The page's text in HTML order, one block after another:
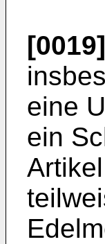
[0019]
eine
ein